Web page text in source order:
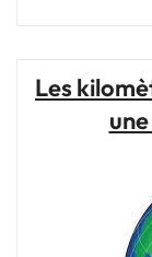
Les